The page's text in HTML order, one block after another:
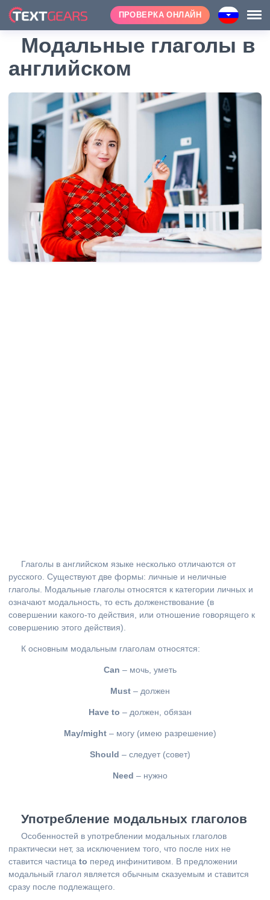
ПРОВЕРКА ОНЛАЙН
Модальные глаголы в
английском
Глаголы в английском языке несколько отличаются от
русского. Существуют две формы: личные и неличные
глаголы. Модальные глаголы относятся к категории личных и
означают модальность, то есть долженствование (в
совершении какого-то действия, или отношение говорящего к
совершению этого действия).
К основным модальным глаголам относятся:
Can – мочь, уметь
Must – должен
Have to – должен, обязан
May/might – могу (имею разрешение)
Should – следует (совет)
Need – нужно
Употребление модальных глаголов
Особенностей в употреблении модальных глаголов
практически нет, за исключением того, что после них не
ставится частица to перед инфинитивом. В предложении
модальный глагол является обычным сказуемым и ставится
сразу после подлежащего.